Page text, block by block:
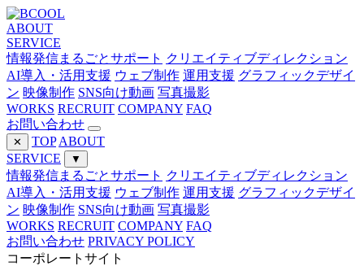
ABOUT
SERVICE
情報発信まるごとサポート クリエイティブディレクション
AI導入・活用支援 ウェブ制作 運用支援 グラフィックデザイ
ン 映像制作 SNS向け動画 写真撮影
WORKS RECRUIT COMPANY FAQ
お問い合わせ
✕ TOP ABOUT
SERVICE
▼
情報発信まるごとサポート クリエイティブディレクション
AI導入・活用支援 ウェブ制作 運用支援 グラフィックデザイ
ン 映像制作 SNS向け動画 写真撮影
WORKS RECRUIT COMPANY FAQ
お問い合わせ PRIVACY POLICY
コーポレートサイト